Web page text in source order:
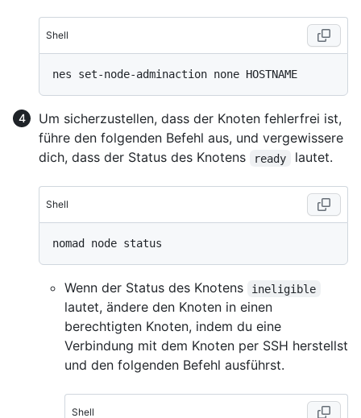
Shell
Um sicherzustellen, dass der Knoten fehlerfrei ist,
führe den folgenden Befehl aus, und vergewissere
dich, dass der Status des Knotens
ready lautet.
Shell
Wenn der Status des Knotens ineligible
lautet, ändere den Knoten in einen
berechtigten Knoten, indem du eine
Verbindung mit dem Knoten per SSH herstellst
und den folgenden Befehl ausführst.
Shell